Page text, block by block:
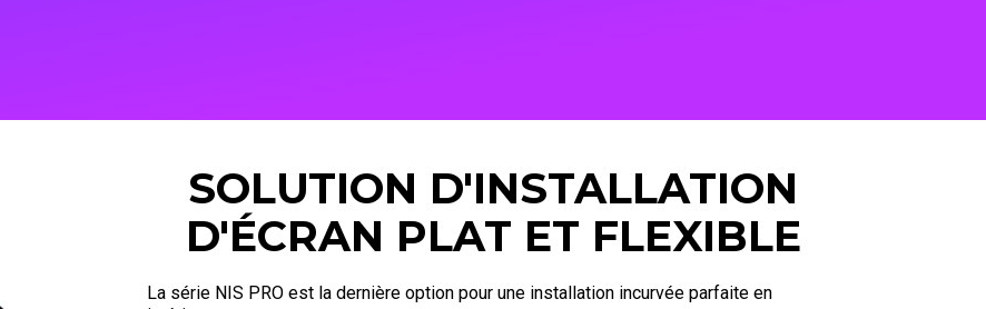
SOLUTION D'INSTALLATION
D'ÉCRAN PLAT ET FLEXIBLE
La série NIS PRO est la dernière option pour une installation incurvée parfaite en